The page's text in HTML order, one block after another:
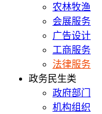
农林牧渔
会展服务
广告设计
工商服务
法律服务
政务民生类
政府部门
机构组织